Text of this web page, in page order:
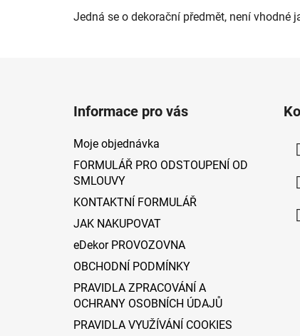
Jedná se o dekorační předmět, není vhodné
Informace pro vás
Moje objednávka
FORMULÁŘ PRO ODSTOUPENÍ OD
SMLOUVY
KONTAKTNÍ FORMULÁŘ
JAK NAKUPOVAT
eDekor PROVOZOVNA
OBCHODNÍ PODMÍNKY
PRAVIDLA ZPRACOVÁNÍ A
OCHRANY OSOBNÍCH ÚDAJŮ
PRAVIDLA VYUŽÍVÁNÍ COOKIES